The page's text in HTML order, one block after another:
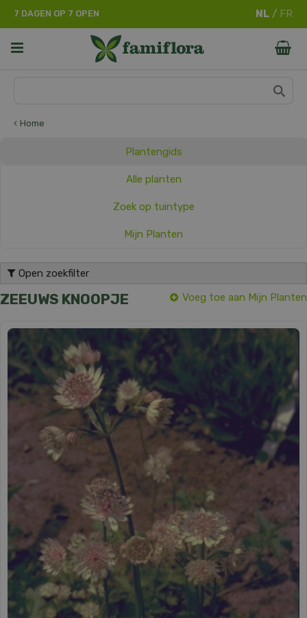
Home
7 DAGEN OP 7 OPEN
Plantengids
Alle planten
Zoek op tuintype
Mijn Planten
Open zoekfilter
ZEEUWS KNOOPJE Voeg toe aan Mijn Planten